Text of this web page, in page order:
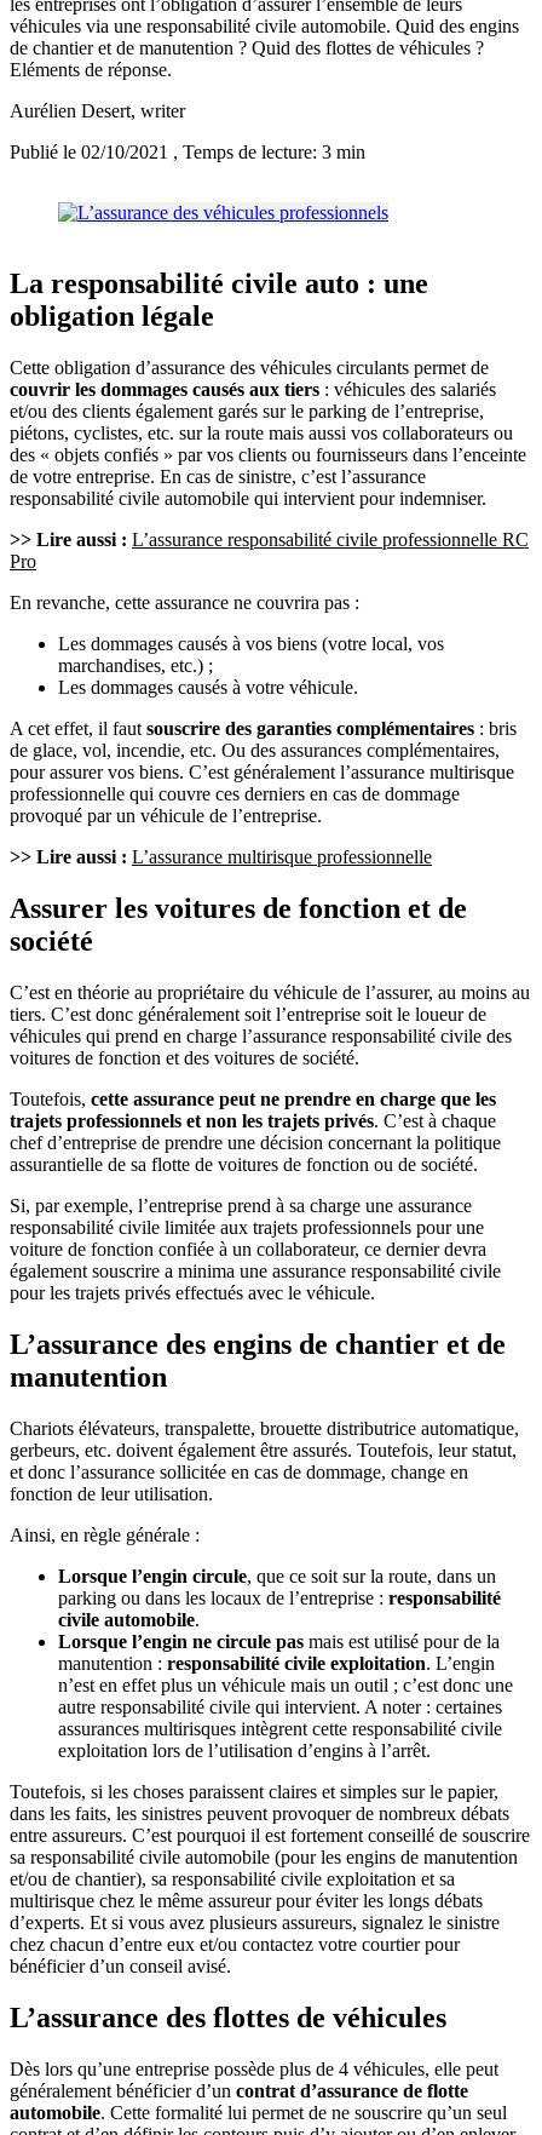
les entreprises ont l’obligation d’assurer l’ensemble de leurs
véhicules via une responsabilité civile automobile. Quid des engins
de chantier et de manutention ? Quid des flottes de véhicules ?
Eléments de réponse.
Aurélien Desert, writer
Publié le 02/10/2021 , Temps de lecture: 3 min
La responsabilité civile auto : une
obligation légale
Cette obligation d’assurance des véhicules circulants permet de
couvrir les dommages causés aux tiers : véhicules des salariés
et/ou des clients également garés sur le parking de l’entreprise,
piétons, cyclistes, etc. sur la route mais aussi vos collaborateurs ou
des « objets confiés » par vos clients ou fournisseurs dans l’enceinte
de votre entreprise. En cas de sinistre, c’est l’assurance
responsabilité civile automobile qui intervient pour indemniser.
>> Lire aussi : L’assurance responsabilité civile professionnelle RC
Pro
En revanche, cette assurance ne couvrira pas :
Les dommages causés à vos biens (votre local, vos
marchandises, etc.) ;
Les dommages causés à votre véhicule.
A cet effet, il faut souscrire des garanties complémentaires : bris
de glace, vol, incendie, etc. Ou des assurances complémentaires,
pour assurer vos biens. C’est généralement l’assurance multirisque
professionnelle qui couvre ces derniers en cas de dommage
provoqué par un véhicule de l’entreprise.
>> Lire aussi : L’assurance multirisque professionnelle
Assurer les voitures de fonction et de
société
C’est en théorie au propriétaire du véhicule de l’assurer, au moins au
tiers. C’est donc généralement soit l’entreprise soit le loueur de
véhicules qui prend en charge l’assurance responsabilité civile des
voitures de fonction et des voitures de société.
Toutefois, cette assurance peut ne prendre en charge que les
trajets professionnels et non les trajets privés. C’est à chaque
chef d’entreprise de prendre une décision concernant la politique
assurantielle de sa flotte de voitures de fonction ou de société.
Si, par exemple, l’entreprise prend à sa charge une assurance
responsabilité civile limitée aux trajets professionnels pour une
voiture de fonction confiée à un collaborateur, ce dernier devra
également souscrire a minima une assurance responsabilité civile
pour les trajets privés effectués avec le véhicule.
L’assurance des engins de chantier et de
manutention
Chariots élévateurs, transpalette, brouette distributrice automatique,
gerbeurs, etc. doivent également être assurés. Toutefois, leur statut,
et donc l’assurance sollicitée en cas de dommage, change en
fonction de leur utilisation.
Ainsi, en règle générale :
Lorsque l’engin circule, que ce soit sur la route, dans un
parking ou dans les locaux de l’entreprise : responsabilité
civile automobile.
Lorsque l’engin ne circule pas mais est utilisé pour de la
manutention : responsabilité civile exploitation. L’engin
n’est en effet plus un véhicule mais un outil ; c’est donc une
autre responsabilité civile qui intervient. A noter : certaines
assurances multirisques intègrent cette responsabilité civile
exploitation lors de l’utilisation d’engins à l’arrêt.
Toutefois, si les choses paraissent claires et simples sur le papier,
dans les faits, les sinistres peuvent provoquer de nombreux débats
entre assureurs. C’est pourquoi il est fortement conseillé de souscrire
sa responsabilité civile automobile (pour les engins de manutention
et/ou de chantier), sa responsabilité civile exploitation et sa
multirisque chez le même assureur pour éviter les longs débats
d’experts. Et si vous avez plusieurs assureurs, signalez le sinistre
chez chacun d’entre eux et/ou contactez votre courtier pour
bénéficier d’un conseil avisé.
L’assurance des flottes de véhicules
Dès lors qu’une entreprise possède plus de 4 véhicules, elle peut
généralement bénéficier d’un contrat d’assurance de flotte
automobile. Cette formalité lui permet de ne souscrire qu’un seul